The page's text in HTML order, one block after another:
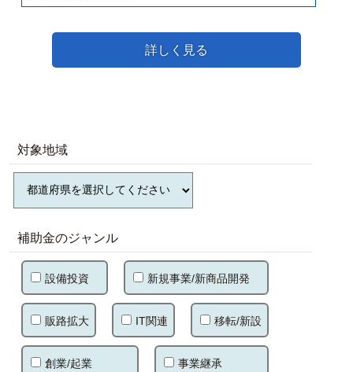
詳しく見る
対象地域
補助金のジャンル
設備投資 新規事業/新商品開発
販路拡大 IT関連 移転/新設
創業/起業 事業継承